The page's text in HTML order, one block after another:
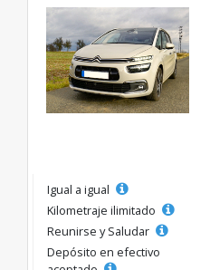
Igual a igual
Kilometraje ilimitado
Reunirse y Saludar
Depósito en efectivo